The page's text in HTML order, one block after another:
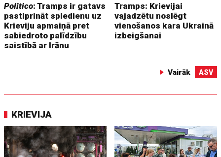
Politico: Tramps ir gatavs
pastiprināt spiedienu uz
Krieviju apmaiņā pret
sabiedroto palīdzību
saistībā ar Irānu
Tramps: Krievijai
vajadzētu noslēgt
vienošanos kara Ukrainā
izbeigšanai
Vairāk ASV
KRIEVIJA